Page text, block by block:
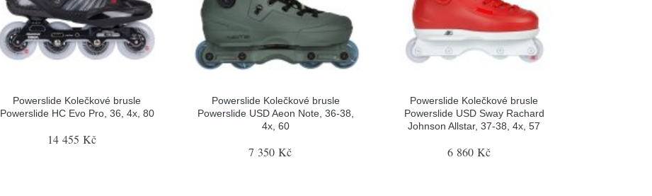
Powerslide Kolečkové brusle
Powerslide HC Evo Pro, 36, 4x, 80
14 455 Kč
Powerslide Kolečkové brusle
Powerslide USD Aeon Note, 36-38,
4x, 60
7 350 Kč
Powerslide Kolečkové brusle
Powerslide USD Sway Rachard
Johnson Allstar, 37-38, 4x, 57
6 860 Kč